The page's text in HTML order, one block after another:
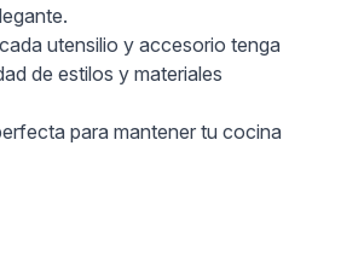
utensilio y accesorio tenga
de estilos y materiales
para mantener tu cocina